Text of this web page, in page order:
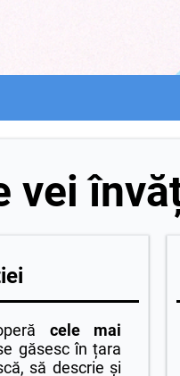
vei
cele mai
găsesc în țara
să descrie și